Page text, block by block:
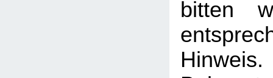
bitten